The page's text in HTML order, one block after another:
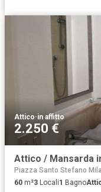
Attico·in affitto
2.250 €
Attico / Mansarda
Piazza Santo Stefano
60 m²3 Locali1 Bagno